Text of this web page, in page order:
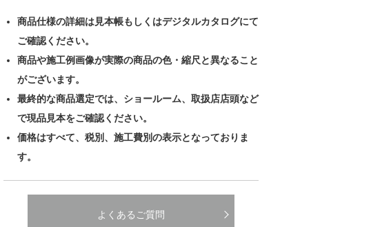
商品仕様の詳細は見本帳もしくはデジタルカタログにて
ご確認ください。
商品や施工例画像が実際の商品の色・縮尺と異なること
がございます。
最終的な商品選定では、ショールーム、取扱店店頭など
で現品見本をご確認ください。
価格はすべて、税別、施工費別の表示となっておりま
す。
よくあるご質問